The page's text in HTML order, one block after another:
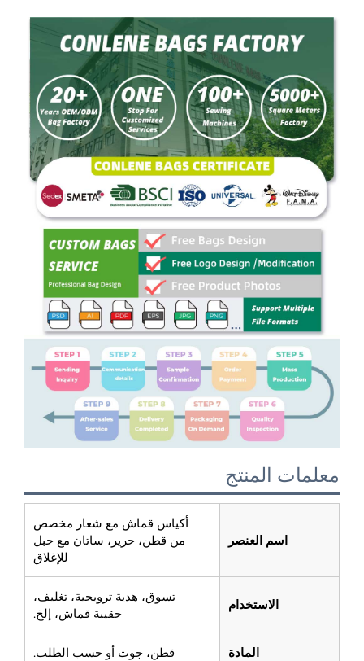
معلمات المنتج
اسم العنصر
أكياس قماش مع شعار مخصص
من قطن، حرير، ساتان مع حبل
للإغلاق
الاستخدام
تسوق، هدية ترويجية، تغليف،
حقيبة قماش، إلخ.
المادة قطن، جوت أو حسب الطلب.